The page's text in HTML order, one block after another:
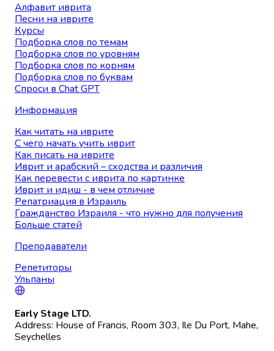
Алфавит иврита
Песни на иврите
Курсы
Подборка слов по темам
Подборка слов по уровням
Подборка слов по корням
Подборка слов по буквам
Спроси в Chat GPT
Информация
Как читать на иврите
С чего начать учить иврит
Как писать на иврите
Иврит и арабский – сходства и различия
Как перевести с иврита по картинке
Иврит и идиш - в чем отличие
Репатриация в Израиль
Гражданство Израиля - что нужно для получения
Больше статей
Преподаватели
Репетиторы
Ульпаны
Early Stage LTD.
Address: House of Francis, Room 303, Ile Du Port, Mahe,
Seychelles